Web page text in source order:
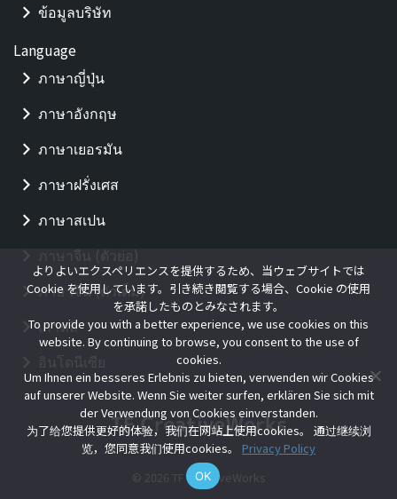
ข้อมูลบริษัท
Language
ภาษาญี่ปุ่น
ภาษาอังกฤษ
ภาษาเยอรมัน
ภาษาฝรั่งเศส
ภาษาสเปน
ภาษาจีน (ตัวย่อ)
ภาษาจีน (ตัวเต็ม)
เกาหลี
© 2026 TF CreativeWorks
よりよいエクスペリエンスを提供するため、当ウェブサイトでは
Cookie を使用しています。引き続き閲覧する場合、Cookie の使用
を承諾したものとみなされます。
To provide you with a better experience, we use cookies on this
website. By continuing to browse, you consent to the use of
cookies.
Um Ihnen ein besseres Erlebnis zu bieten, verwenden wir Cookies
auf unserer Website. Wenn Sie weiter surfen, erklären Sie sich mit
der Verwendung von Cookies einverstanden.
为了给您提供更好的体验，我们在网站上使用cookies。 通过继续浏
览，您同意我们使用cookies。 Privacy Policy
OK